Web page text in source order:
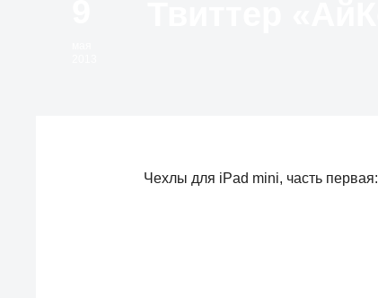
Чехлы для iPad mini, часть первая: